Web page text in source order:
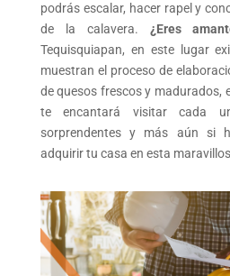
podrás escalar, hacer rapel y
de la calavera. ¿Eres
Tequisquiapan, en este lugar
muestran el proceso de
de quesos frescos y madurados,
te encantará visitar cada
sorprendentes y más aún si
adquirir tu casa en esta